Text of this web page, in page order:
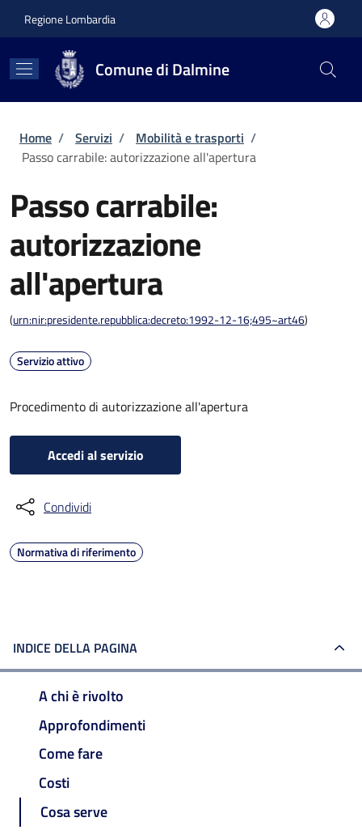
Regione Lombardia
Comune di Dalmine
Briciole di pane
Home / Servizi / Mobilità e trasporti /
Passo carrabile: autorizzazione all'apertura
Passo carrabile:
autorizzazione
all'apertura
(urn:nir:presidente.repubblica:decreto:1992-12-16;495~art46)
Servizio attivo
Procedimento di autorizzazione all'apertura
Accedi al servizio
Condividi
Normativa di riferimento
INDICE DELLA PAGINA
A chi è rivolto
Approfondimenti
Come fare
Costi
Cosa serve